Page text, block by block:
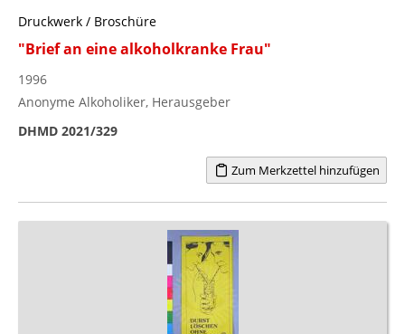
Druckwerk / Broschüre
"Brief an eine alkoholkranke Frau"
1996
Anonyme Alkoholiker, Herausgeber
DHMD 2021/329
Zum Merkzettel hinzufügen